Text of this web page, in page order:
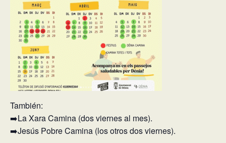
También:
➡️La Xara Camina (dos viernes al mes).
➡️Jesús Pobre Camina (los otros dos viernes).